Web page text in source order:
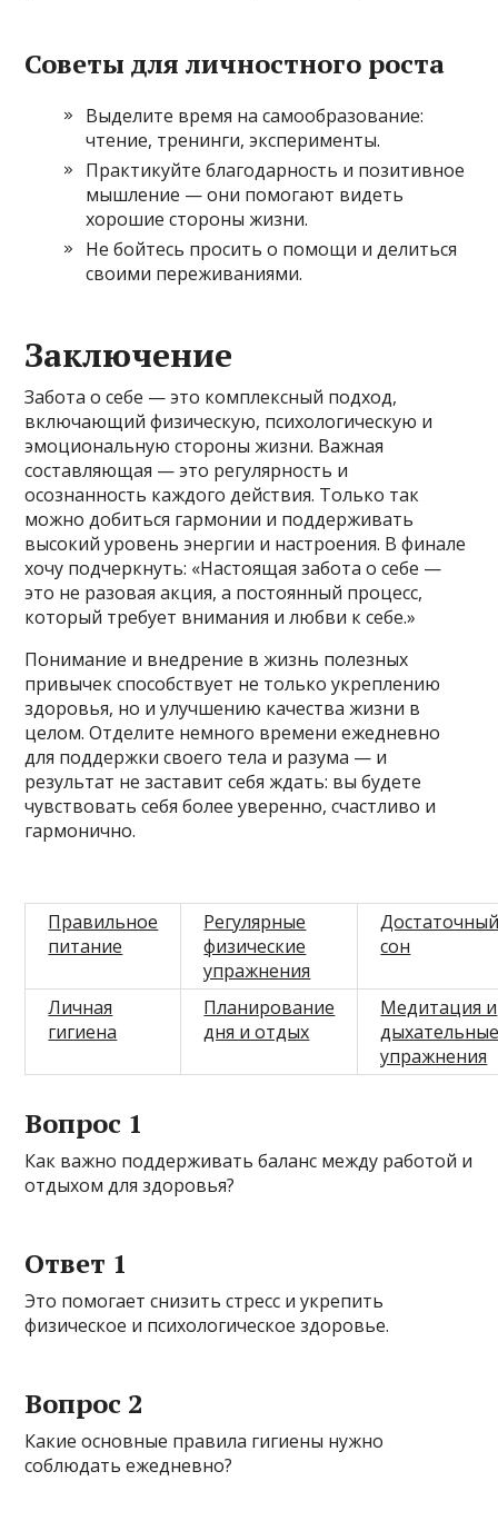
Советы для личностного роста
Выделите время на самообразование:
чтение, тренинги, эксперименты.
Практикуйте благодарность и позитивное
мышление — они помогают видеть
хорошие стороны жизни.
Не бойтесь просить о помощи и делиться
своими переживаниями.
Заключение
Забота о себе — это комплексный подход,
включающий физическую, психологическую и
эмоциональную стороны жизни. Важная
составляющая — это регулярность и
осознанность каждого действия. Только так
можно добиться гармонии и поддерживать
высокий уровень энергии и настроения. В финале
хочу подчеркнуть: «Настоящая забота о себе —
это не разовая акция, а постоянный процесс,
который требует внимания и любви к себе.»
Понимание и внедрение в жизнь полезных
привычек способствует не только укреплению
здоровья, но и улучшению качества жизни в
целом. Отделите немного времени ежедневно
для поддержки своего тела и разума — и
результат не заставит себя ждать: вы будете
чувствовать себя более уверенно, счастливо и
гармонично.
Правильное
питание
Регулярные
физические
упражнения
сон
Личная
гигиена
Планирование
дня и отдых
Медитация и
упражнения
Вопрос 1
Как важно поддерживать баланс между работой и
отдыхом для здоровья?
Ответ 1
Это помогает снизить стресс и укрепить
физическое и психологическое здоровье.
Вопрос 2
Какие основные правила гигиены нужно
соблюдать ежедневно?